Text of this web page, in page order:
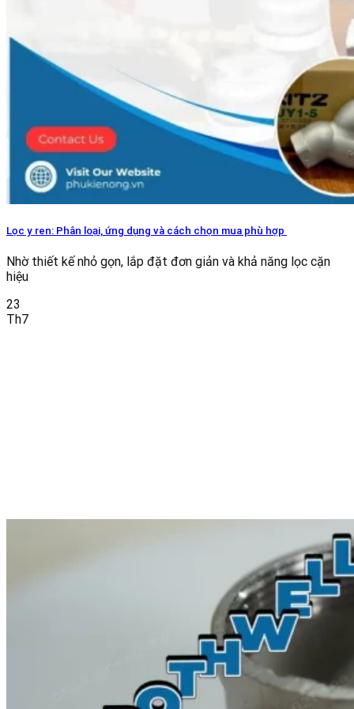
Lọc y ren: Phân loại, ứng dụng và cách chọn mua phù hợp
Nhờ thiết kế nhỏ gọn, lắp đặt đơn giản và khả năng lọc cặn
hiệu
23
Th7